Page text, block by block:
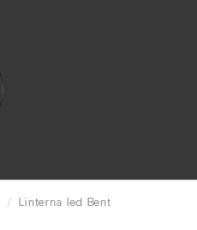
Linterna led Bent